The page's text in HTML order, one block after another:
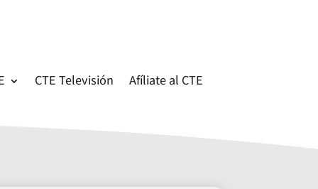
CTE Televisión Afíliate al CTE